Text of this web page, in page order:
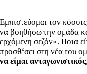
Εμπιστεύομαι τον
να βοηθήσω την ομάδα
ερχόμενη σεζόν». Ποια
προσθέσει στη νέα του
να είμαι ανταγωνιστικός